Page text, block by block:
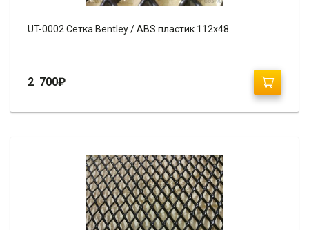
UT-0002 Сетка Bentley / ABS пластик 112х48
2 700₽